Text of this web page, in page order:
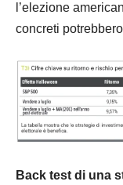
l’elezione
concreti
Back test di una